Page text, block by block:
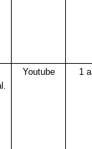
Youtube 1